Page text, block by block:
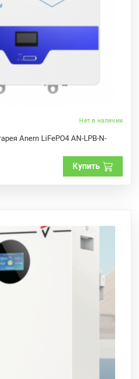
Нет в наличии
Anern LiFePO4 AN-LPB-N-
Купить